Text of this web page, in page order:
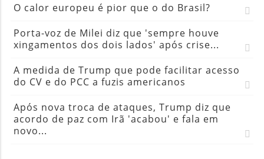
O calor europeu é pior que o do Brasil?
Porta-voz de Milei diz que 'sempre houve
xingamentos dos dois lados' após crise...
A medida de Trump que pode facilitar acesso
do CV e do PCC a fuzis americanos
Após nova troca de ataques, Trump diz que
acordo de paz com Irã 'acabou' e fala em
novo...